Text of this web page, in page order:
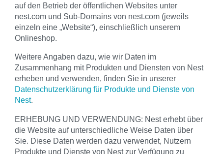
auf den Betrieb der öffentlichen Websites unter
nest.com und Sub-Domains von nest.com (jeweils
einzeln eine „Website“), einschließlich unserem
Onlineshop.
Weitere Angaben dazu, wie wir Daten im
Zusammenhang mit Produkten und Diensten von Nest
erheben und verwenden, finden Sie in unserer
Datenschutzerklärung für Produkte und Dienste von
Nest.
ERHEBUNG UND VERWENDUNG: Nest erhebt über
die Website auf unterschiedliche Weise Daten über
Sie. Diese Daten werden dazu verwendet, Nutzern
Produkte und Dienste von Nest zur Verfügung zu